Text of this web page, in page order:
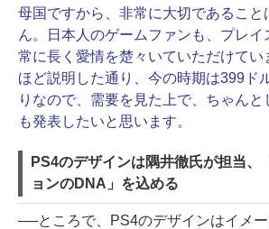
母国ですから、非常に大切であること
ん。日本人のゲームファンも、プレイ
常に長く愛情を楚々いていただけてい
ほど説明した通り、今の時期は399ド
りなので、需要を見た上で、ちゃん
も発表したいと思います。
PS4のデザインは隅井徹氏が担当、
ョンのDNA」を込める
──ところで、PS4のデザインはイメ